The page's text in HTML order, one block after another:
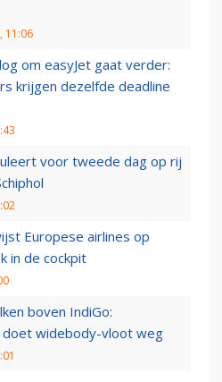
11:06
om easyJet gaat verder:
krijgen dezelfde deadline
voor tweede dag op rij
Europese airlines op
in de cockpit
boven IndiGo:
widebody-vloot weg